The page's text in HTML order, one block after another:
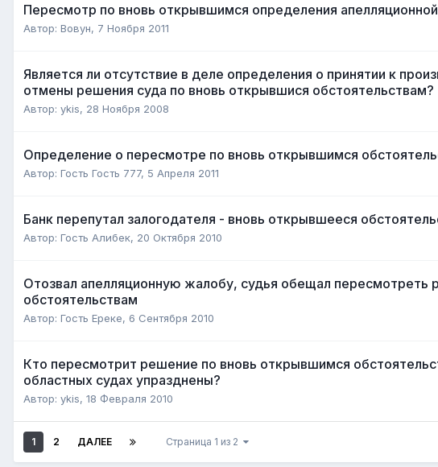
Пересмотр по вновь открывшимся определения апелляционной
Автор: Вовун, 7 Ноября 2011
Является ли отсутствие в деле определения о принятии к
отмены решения суда по вновь открывшися обстоятельствам?
Автор: ykis, 28 Ноября 2008
Определение о пересмотре по вновь открывшимся
Автор: Гость Гость 777, 5 Апреля 2011
Банк перепутал залогодателя - вновь открывшееся
Автор: Гость Алибек, 20 Октября 2010
Отозвал апелляционную жалобу, судья обещал пересмотреть
обстоятельствам
Автор: Гость Ереке, 6 Сентября 2010
Кто пересмотрит решение по вновь открывшимся
областных судах упразднены?
Автор: ykis, 18 Февраля 2010
1 2 ДАЛЕЕ Страница 1 из 2